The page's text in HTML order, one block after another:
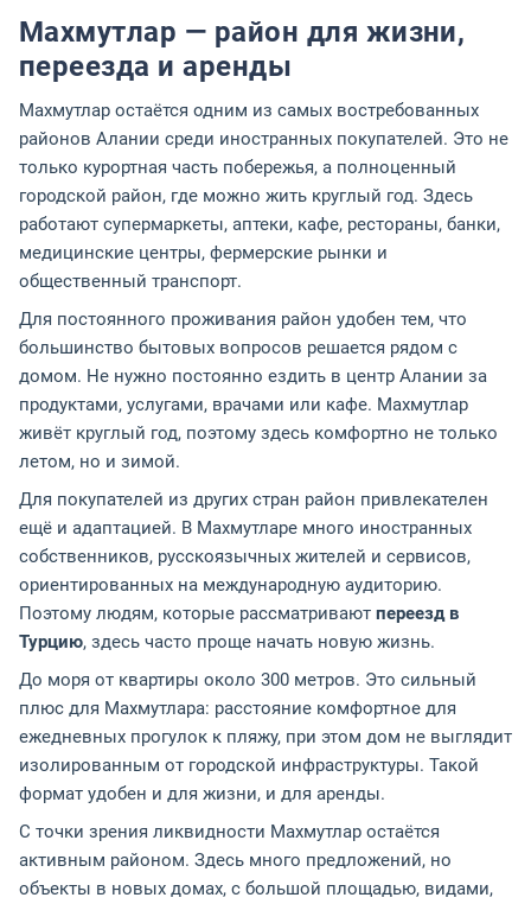
Махмутлар — район для жизни,
переезда и аренды
Махмутлар остаётся одним из самых востребованных
районов Алании среди иностранных покупателей. Это не
только курортная часть побережья, а полноценный
городской район, где можно жить круглый год. Здесь
работают супермаркеты, аптеки, кафе, рестораны, банки,
медицинские центры, фермерские рынки и
общественный транспорт.
Для постоянного проживания район удобен тем, что
большинство бытовых вопросов решается рядом с
домом. Не нужно постоянно ездить в центр Алании за
продуктами, услугами, врачами или кафе. Махмутлар
живёт круглый год, поэтому здесь комфортно не только
летом, но и зимой.
Для покупателей из других стран район привлекателен
ещё и адаптацией. В Махмутларе много иностранных
собственников, русскоязычных жителей и сервисов,
ориентированных на международную аудиторию.
Поэтому людям, которые рассматривают переезд в
Турцию, здесь часто проще начать новую жизнь.
До моря от квартиры около 300 метров. Это сильный
плюс для Махмутлара: расстояние комфортное для
ежедневных прогулок к пляжу, при этом дом не выглядит
изолированным от городской инфраструктуры. Такой
формат удобен и для жизни, и для аренды.
С точки зрения ликвидности Махмутлар остаётся
активным районом. Здесь много предложений, но
объекты в новых домах, с большой площадью, видами,